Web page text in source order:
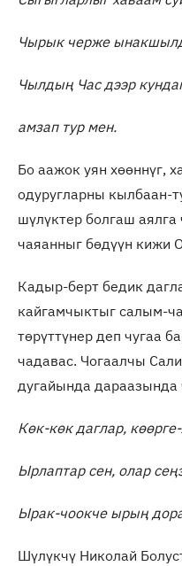
Чырык черже
Чылдың Час дээр
амзап тур мен.
Бо аажок уян хөөннүг,
одуругларны
шүлүктер болгаш
чаяанныг бөдүүн кижи
Кадыр-берт бедик
кайгамчыктыг салым-
төрүттүнер деп чугаа
чадавас. Чогаалчы
дугайында дараазында
Көк-көк даглар,
Ырлаптар сен, олар
Ырак-чоокче ырың
Шүлүкчү Николай